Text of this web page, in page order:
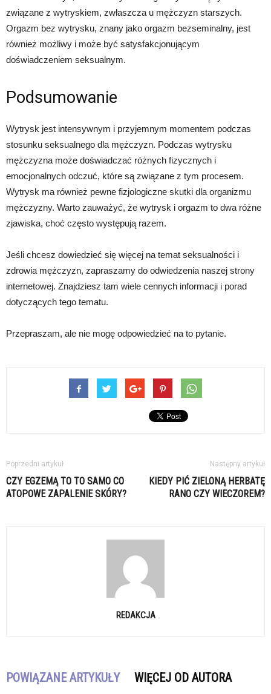
związane z wytryskiem, zwłaszcza u mężczyzn starszych.
Orgazm bez wytrysku, znany jako orgazm bezseminalny, jest
również możliwy i może być satysfakcjonującym
doświadczeniem seksualnym.
Podsumowanie
Wytrysk jest intensywnym i przyjemnym momentem podczas
stosunku seksualnego dla mężczyzn. Podczas wytrysku
mężczyzna może doświadczać różnych fizycznych i
emocjonalnych odczuć, które są związane z tym procesem.
Wytrysk ma również pewne fizjologiczne skutki dla organizmu
mężczyzny. Warto zauważyć, że wytrysk i orgazm to dwa różne
zjawiska, choć często występują razem.
Jeśli chcesz dowiedzieć się więcej na temat seksualności i
zdrowia mężczyzn, zapraszamy do odwiedzenia naszej strony
internetowej. Znajdziesz tam wiele cennych informacji i porad
dotyczących tego tematu.
Przepraszam, ale nie mogę odpowiedzieć na to pytanie.
Poprzedni artykuł
CZY EGZEMĄ TO TO SAMO CO
ATOPOWE ZAPALENIE SKÓRY?
Następny artykuł
KIEDY PIĆ ZIELONĄ HERBATĘ
RANO CZY WIECZOREM?
REDAKCJA
POWIĄZANE ARTYKUŁY WIĘCEJ OD AUTORA